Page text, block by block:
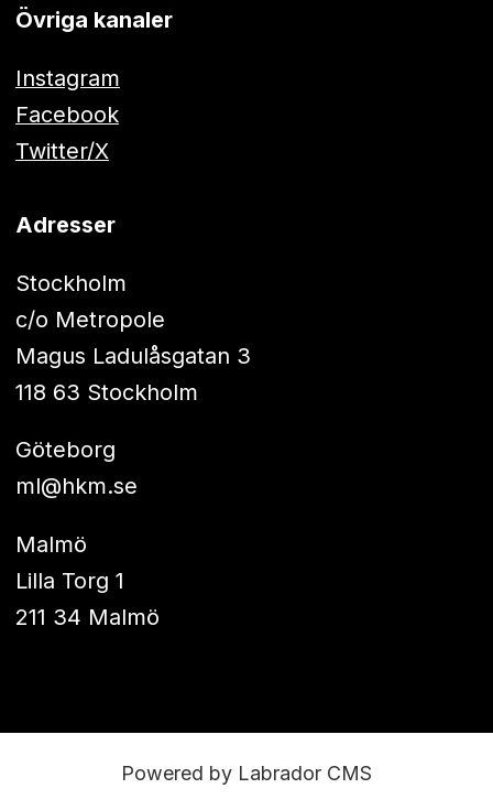
Övriga kanaler
Instagram
Facebook
Twitter/X
Adresser
Stockholm
c/o Metropole
Magus Ladulåsgatan 3
118 63 Stockholm
Göteborg
ml@hkm.se
Malmö
Lilla Torg 1
211 34 Malmö
Powered by Labrador CMS